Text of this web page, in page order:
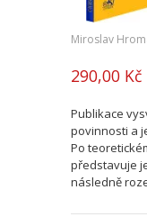
Miroslav
290,00 Kč
Publikace
povinnosti a
Po
představuje
následně